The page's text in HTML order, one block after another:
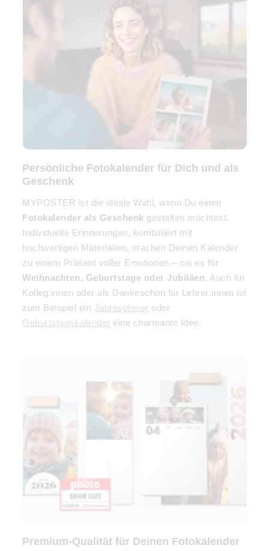
Persönliche Fotokalender für Dich und als
Geschenk
MYPOSTER ist die ideale Wahl, wenn Du einen
Fotokalender als Geschenk gestalten möchtest.
Individuelle Erinnerungen, kombiniert mit
hochwertigen Materialien, machen Deinen Kalender
zu einem Präsent voller Emotionen – sei es für
Weihnachten, Geburtstage oder Jubiläen. Auch für
Kolleg:innen oder als Dankeschön für Lehrer:innen ist
zum Beispiel ein Jahresplaner oder
Geburtstagskalender eine charmante Idee.
Premium-Qualität für Deinen Fotokalender